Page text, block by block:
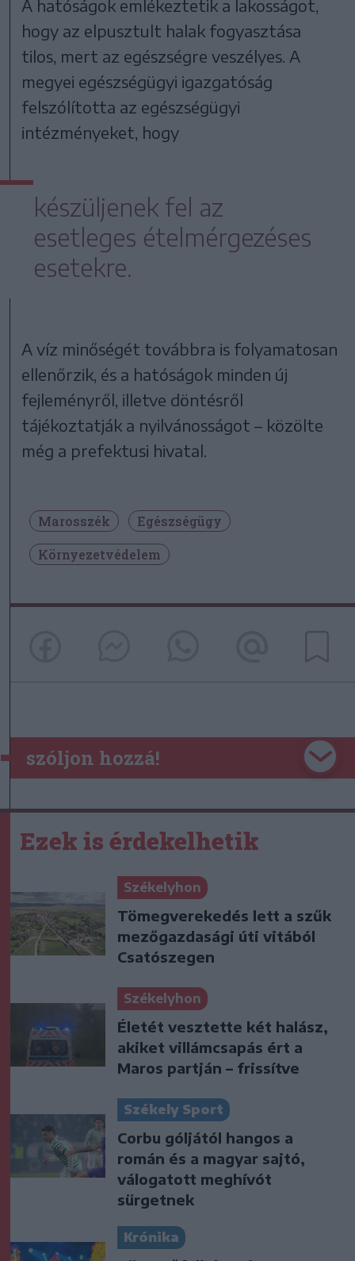
A hatóságok emlékeztetik a lakosságot,
hogy az elpusztult halak fogyasztása
tilos, mert az egészségre veszélyes. A
megyei egészségügyi igazgatóság
felszólította az egészségügyi
intézményeket, hogy
készüljenek fel az
esetleges ételmérgezéses
esetekre.
A víz minőségét továbbra is folyamatosan
ellenőrzik, és a hatóságok minden új
fejleményről, illetve döntésről
tájékoztatják a nyilvánosságot – közölte
még a prefektusi hivatal.
Marosszék
Egészségügy
Környezetvédelem
szóljon hozzá!
Ezek is érdekelhetik
Székelyhon
Tömegverekedés lett a szűk
mezőgazdasági úti vitából
Csatószegen
Székelyhon
Életét vesztette két halász,
akiket villámcsapás ért a
Maros partján – frissítve
Székely Sport
Corbu góljától hangos a
román és a magyar sajtó,
válogatott meghívót
sürgetnek
Krónika